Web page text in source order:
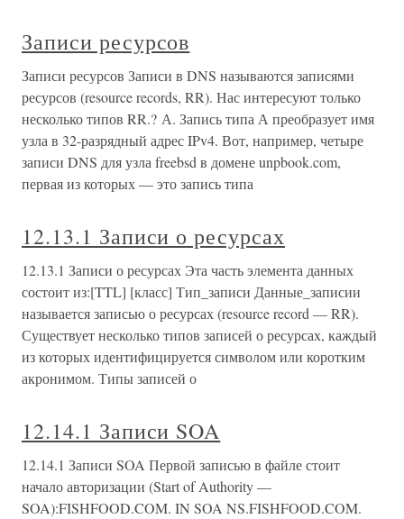
Записи ресурсов
Записи ресурсов Записи в DNS называются записями
ресурсов (resource records, RR). Нас интересуют только
несколько типов RR.? А. Запись типа А преобразует имя
узла в 32-разрядный адрес IPv4. Вот, например, четыре
записи DNS для узла freebsd в домене unpbook.com,
первая из которых — это запись типа
12.13.1 Записи о ресурсах
12.13.1 Записи о ресурсах Эта часть элемента данных
состоит из:[TTL] [класс] Тип_записи Данные_записии
называется записью о ресурсах (resource record — RR).
Существует несколько типов записей о ресурсах, каждый
из которых идентифицируется символом или коротким
акронимом. Типы записей о
12.14.1 Записи SOA
12.14.1 Записи SOA Первой записью в файле стоит
начало авторизации (Start of Authority —
SOA):FISHFOOD.COM. IN SOA NS.FISHFOOD.COM.